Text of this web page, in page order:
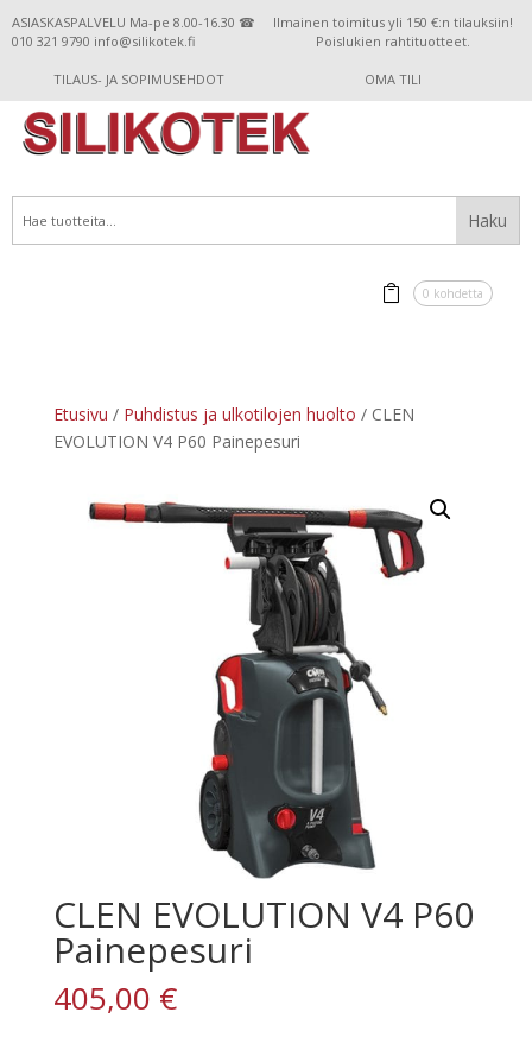
ASIASKASPALVELU Ma-pe 8.00-16.30 ☎
010 321 9790 info@silikotek.fi
Ilmainen toimitus yli 150 €:n tilauksiin!
Poislukien rahtituotteet.
TILAUS- JA SOPIMUSEHDOT OMA TILI
0 kohdetta
Etusivu / Puhdistus ja ulkotilojen huolto / CLEN
EVOLUTION V4 P60 Painepesuri
CLEN EVOLUTION V4 P60
Painepesuri
405,00 €